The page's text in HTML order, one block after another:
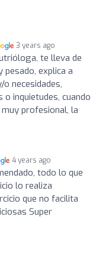
3 years ago
te lleva de
explica a
necesidades,
inquietudes, cuando
profesional, la
4 years ago
todo lo que
lo realiza
que no facilita
Super